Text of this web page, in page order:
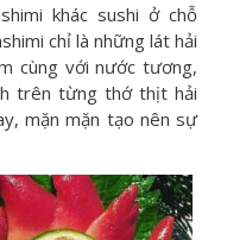
khác sushi ở chỗ
chỉ là những lát hải
cùng với nước tương,
trên từng thớ thịt hải
mặn mặn tạo nên sự